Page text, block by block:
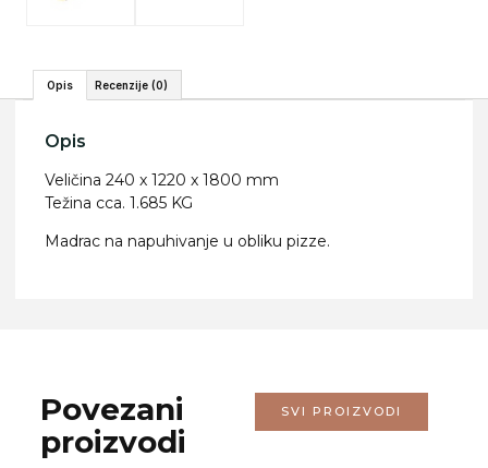
Opis Recenzije (0)
Opis
Veličina 240 x 1220 x 1800 mm
Težina cca. 1.685 KG
Madrac na napuhivanje u obliku pizze.
Povezani
proizvodi
SVI PROIZVODI